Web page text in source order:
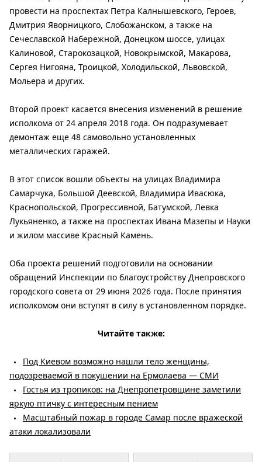
провести на проспектах Петра Калнышевского, Героев,
Дмитрия Яворницкого, Слобожанском, а также на
Сечеславской Набережной, Донецком шоссе, улицах
Калиновой, Старокозацкой, Новокрымской, Макарова,
Сергея Нигояна, Троицкой, Холодильской, Львовской,
Мольера и других.
Второй проект касается внесения изменений в решение
исполкома от 24 апреля 2018 года. Он подразумевает
демонтаж еще 48 самовольно установленных
металлических гаражей.
В этот список вошли объекты на улицах Владимира
Самарчука, Большой Деевской, Владимира Ивасюка,
Краснопольской, Прогрессивной, Батумской, Левка
Лукьяненко, а также на проспектах Ивана Мазепы и Науки
и жилом массиве Красный Камень.
Оба проекта решений подготовили на основании
обращений Инспекции по благоустройству Днепровского
городского совета от 29 июня 2026 года. После принятия
исполкомом они вступят в силу в установленном порядке.
Читайте также:
Под Киевом возможно нашли тело женщины,
подозреваемой в покушении на Ермолаева — СМИ
Гостья из тропиков: на Днепропетровщине заметили
яркую птичку с интересным пением
Масштабный пожар в городе Самар после вражеской
атаки локализовали